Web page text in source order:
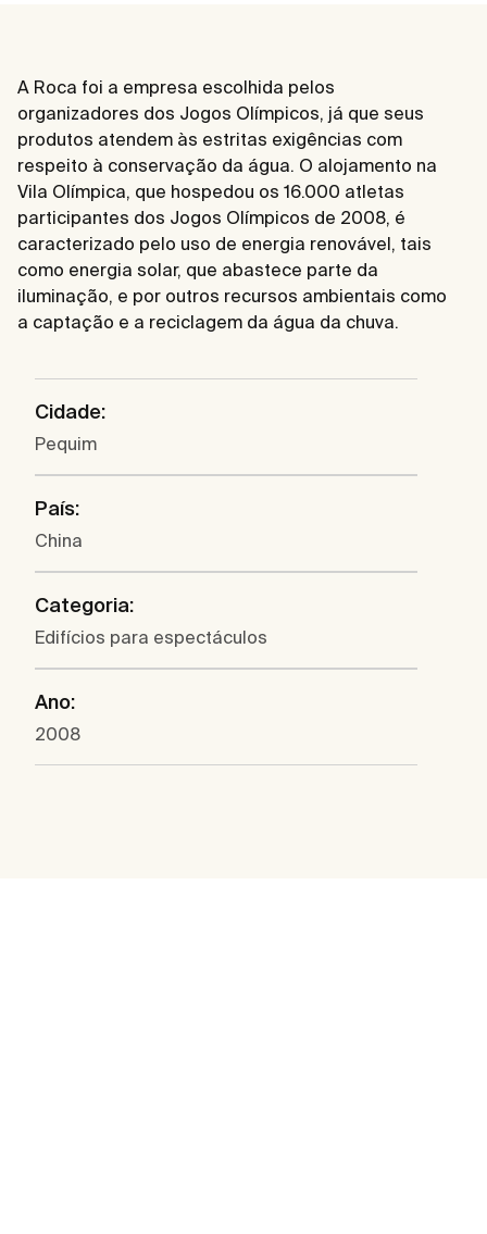
A Roca foi a empresa escolhida pelos
organizadores dos Jogos Olímpicos, já que seus
produtos atendem às estritas exigências com
respeito à conservação da água. O alojamento na
Vila Olímpica, que hospedou os 16.000 atletas
participantes dos Jogos Olímpicos de 2008, é
caracterizado pelo uso de energia renovável, tais
como energia solar, que abastece parte da
iluminação, e por outros recursos ambientais como
a captação e a reciclagem da água da chuva.
Cidade:
Pequim
País:
China
Categoria:
Edifícios para espectáculos
Ano:
2008